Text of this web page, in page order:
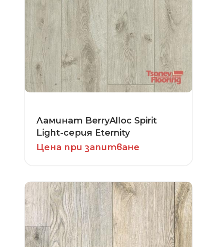
Ламинат BerryAlloc Spirit
Light-серия Eternity
Цена при запитване